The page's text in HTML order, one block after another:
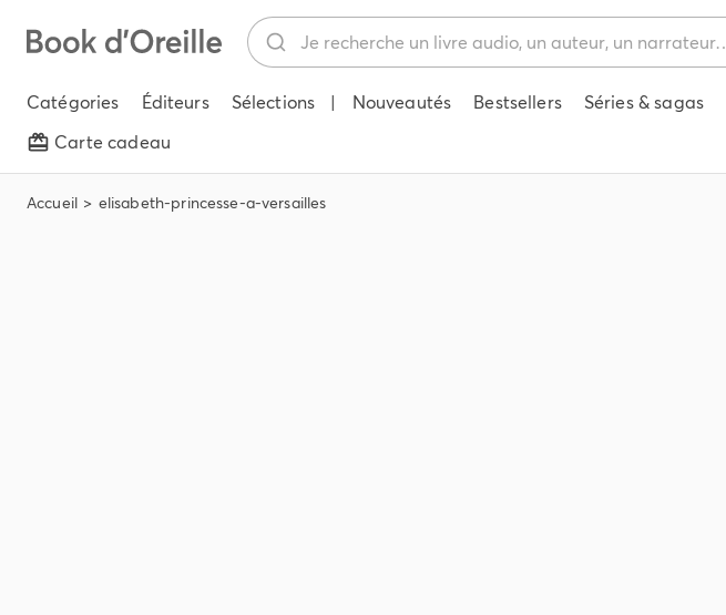
Catégories Éditeurs Sélections | Nouveautés Bestsellers Séries & sagas
Carte cadeau
Accueil elisabeth-princesse-a-versailles